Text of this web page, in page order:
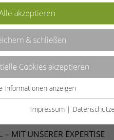
Allgemein
wo jeder Urlaub ein
und dein Glück fördert.
darin, unvergessliche
Sport und Entdeckung
Website machen wir es jetzt
zu finden.
MIT UNSERER EXPERTISE
akzeptieren
& schließen
Cookies akzeptieren
für grundlegende Funktionen der
Informationen anzeigen
Impressum |